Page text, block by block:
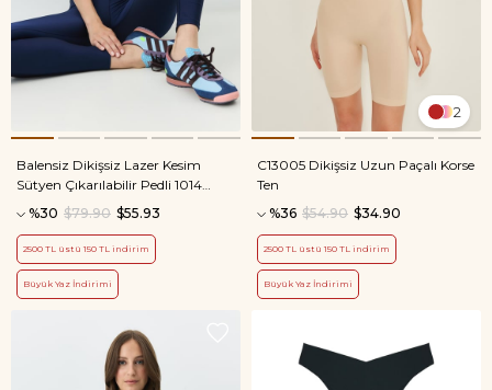
Balensiz Dikişsiz Lazer Kesim
Sütyen Çıkarılabilir Pedli 1014
Mavi
%30 $55.93
$79.90
2500 TL üstü 150 TL indirim
Büyük Yaz İndirimi
2
C13005 Dikişsiz Uzun Paçalı Korse
Ten
%36
$34.90
$54.90
2500 TL üstü 150 TL indirim
Büyük Yaz İndirimi